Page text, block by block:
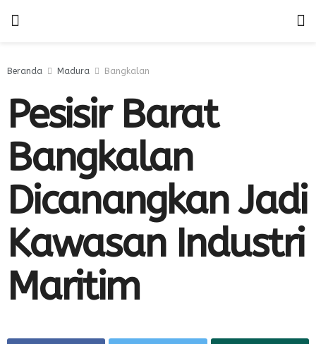
Beranda Madura Bangkalan
Pesisir Barat
Bangkalan
Dicanangkan Jadi
Kawasan Industri
Maritim